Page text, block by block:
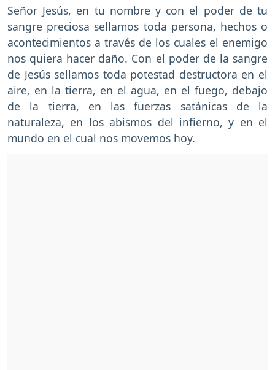
Señor Jesús, en tu nombre y con el poder de tu
sangre preciosa sellamos toda persona, hechos o
acontecimientos a través de los cuales el enemigo
nos quiera hacer daño. Con el poder de la sangre
de Jesús sellamos toda potestad destructora en el
aire, en la tierra, en el agua, en el fuego, debajo
de la tierra, en las fuerzas satánicas de la
naturaleza, en los abismos del infierno, y en el
mundo en el cual nos movemos hoy.